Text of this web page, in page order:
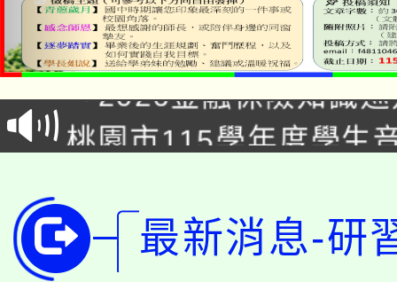
公告本校115學年度第
代理(課)教師甄選結果(
「2026金融保險知識
車」活動
桃園市115學年度學生
代理(課)教師甄選結果(
公告本校115學年度第
代理(課)教師甄選結果(
轉知中國文化大學推廣
最新消息-研